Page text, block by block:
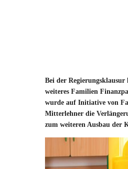
Bei der
weiteres Familien
wurde auf Initiative von
Mitterlehner die
zum weiteren Ausbau der